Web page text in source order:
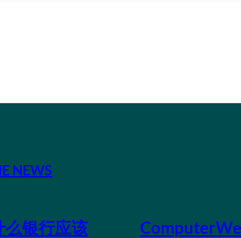
NEWS
么银行应该